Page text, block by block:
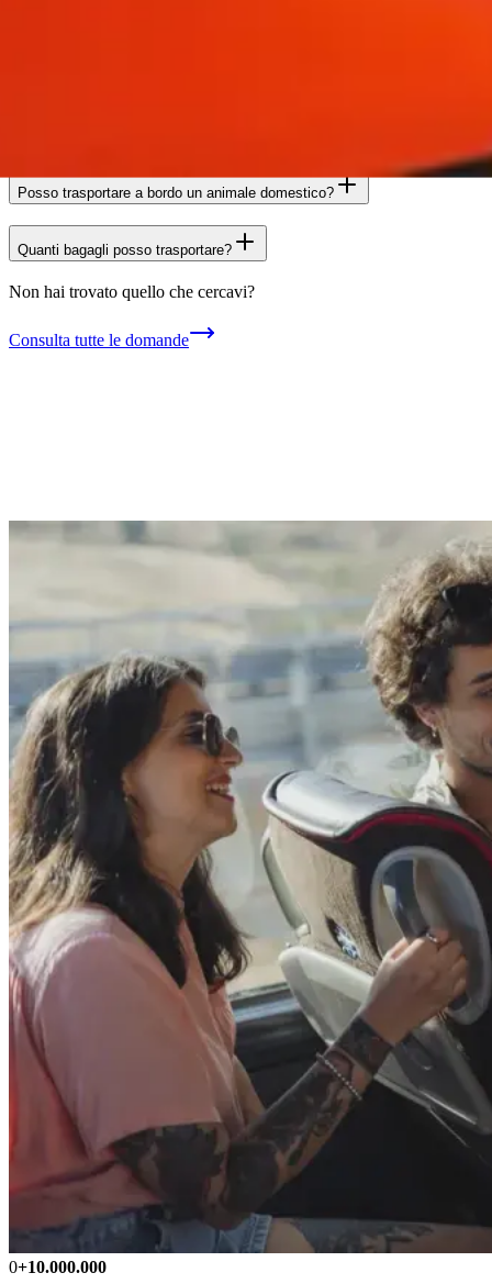
Posso trasportare a bordo un animale domestico?
Quanti bagagli posso trasportare?
Non hai trovato quello che cercavi?
Consulta tutte le domande
0+10.000.000